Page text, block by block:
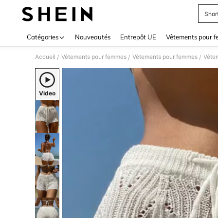
Catégories Nouveautés Entrepôt UE Vêtements pour
Accueil / Vêtements pour femmes / Vêtements pour femmes /
Video